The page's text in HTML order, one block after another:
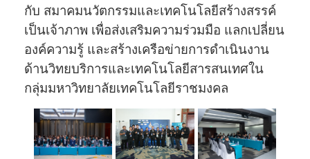
กับ สมาคมนวัตกรรมและเทคโนโลยีสร้างสรรค์
เป็นเจ้าภาพ เพื่อส่งเสริมความร่วมมือ แลกเปลี่ยน
องค์ความรู้ และสร้างเครือข่ายการดำเนินงาน
ด้านวิทยบริการและเทคโนโลยีสารสนเทศใน
กลุ่มมหาวิทยาลัยเทคโนโลยีราชมงคล